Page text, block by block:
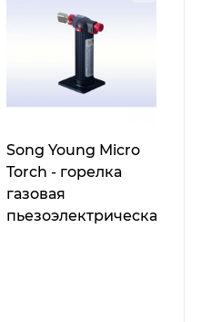
Song Young Micro
Torch - горелка
газовая
пьезоэлектрическая